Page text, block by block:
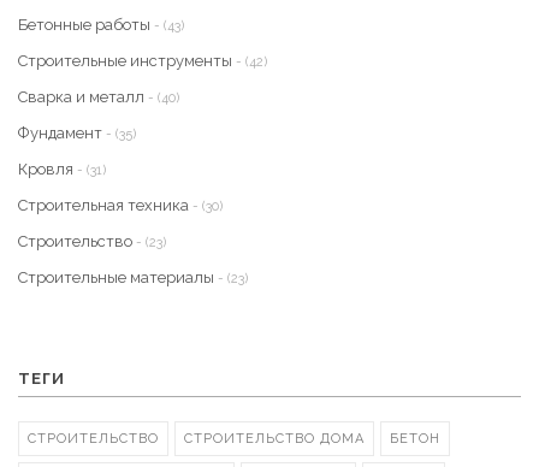
Бетонные работы - (43)
Строительные инструменты - (42)
Сварка и металл - (40)
Фундамент - (35)
Кровля - (31)
Строительная техника - (30)
Строительство - (23)
Строительные материалы - (23)
ТЕГИ
СТРОИТЕЛЬСТВО СТРОИТЕЛЬСТВО ДОМА БЕТОН